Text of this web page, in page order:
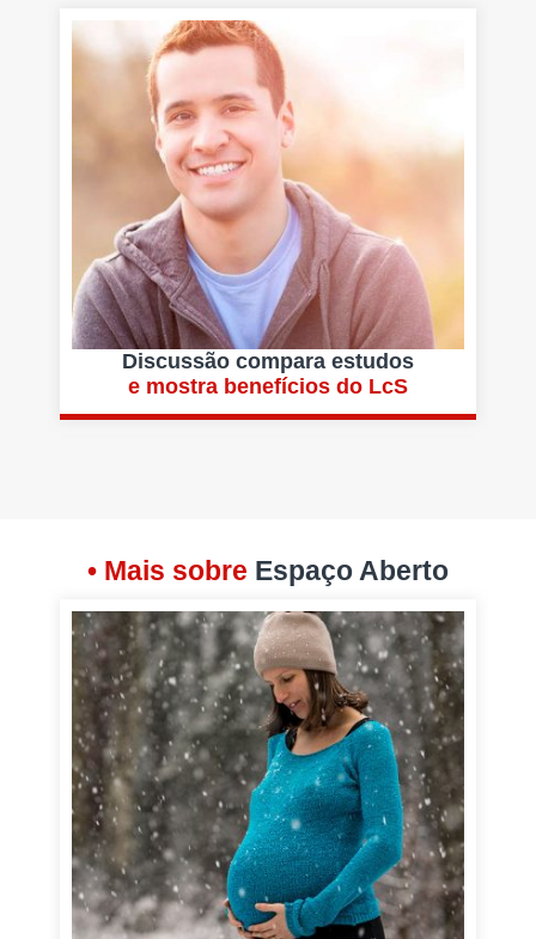
Discussão compara estudos
e mostra benefícios do LcS
• Mais sobre Espaço Aberto